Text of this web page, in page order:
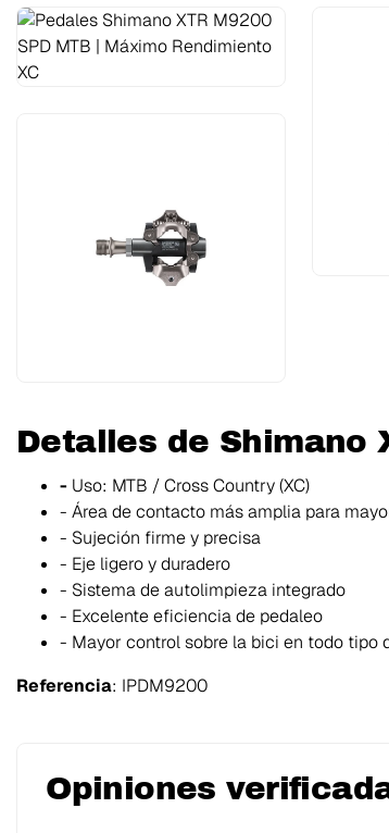
Detalles de Shimano
- Uso: MTB / Cross Country (XC)
- Área de contacto más amplia para
- Sujeción firme y precisa
- Eje ligero y duradero
- Sistema de autolimpieza integrado
- Excelente eficiencia de pedaleo
- Mayor control sobre la bici en todo tipo
Referencia: IPDM9200
Opiniones